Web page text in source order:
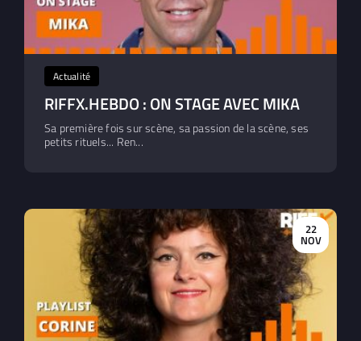
Actualité
RIFFX.HEBDO : ON STAGE AVEC MIKA
Sa première fois sur scène, sa passion de la scène, ses
petits rituels... Ren...
22
NOV